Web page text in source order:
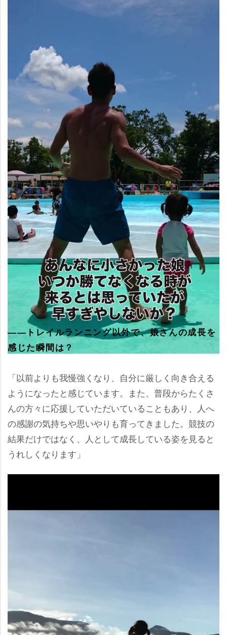
――トレイルランニング以外で、娘さんの成長を
感じた瞬間は？
「以前よりも我慢強くなり、自分に厳しく向き合える
ようになったと感じています。また、普段からたくさ
んの方々に応援していただいていることもあり、人へ
の感謝の気持ちや思いやりも育ってきました。競技の
結果だけではなく、人として成長している姿を見ると
うれしくなります」